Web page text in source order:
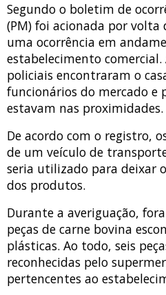
Segundo o boletim de
(PM) foi acionada por
uma ocorrência em
estabelecimento comercial.
policiais encontraram o
funcionários do mercado e
estavam nas proximidades.
De acordo com o registro,
de um veículo de
seria utilizado para deixar
dos produtos.
Durante a averiguação,
peças de carne bovina
plásticas. Ao todo, seis
reconhecidas pelo
pertencentes ao